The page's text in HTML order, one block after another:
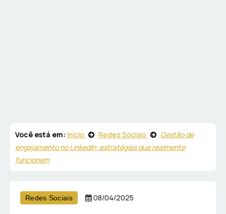
Você está em: Início Redes Sociais
Gestão de
engajamento no LinkedIn: estratégias que realmente
funcionam
Redes Sociais 08/04/2025